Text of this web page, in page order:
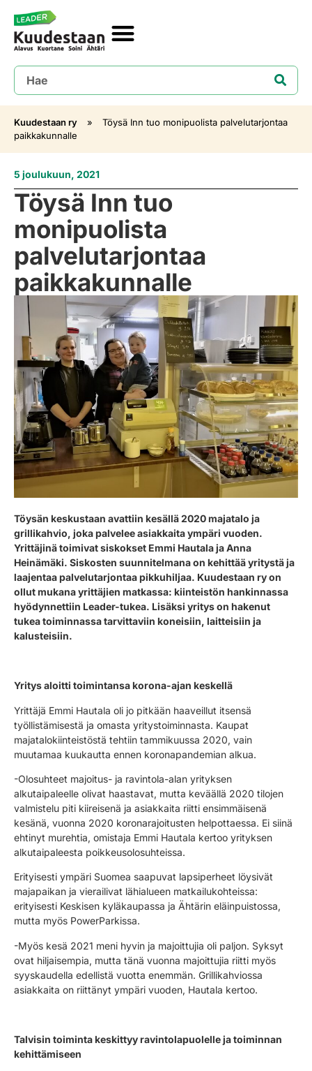
Kuudestaan ry »
Töysä Inn tuo monipuolista palvelutarjontaa
paikkakunnalle
5 joulukuun, 2021
Töysä Inn tuo
monipuolista
palvelutarjontaa
paikkakunnalle
Töysän keskustaan avattiin kesällä 2020 majatalo ja
grillikahvio, joka palvelee asiakkaita ympäri vuoden.
Yrittäjinä toimivat siskokset Emmi Hautala ja Anna
Heinämäki. Siskosten suunnitelmana on kehittää yritystä ja
laajentaa palvelutarjontaa pikkuhiljaa. Kuudestaan ry on
ollut mukana yrittäjien matkassa: kiinteistön hankinnassa
hyödynnettiin Leader-tukea. Lisäksi yritys on hakenut
tukea toiminnassa tarvittaviin koneisiin, laitteisiin ja
kalusteisiin.
Yritys aloitti toimintansa korona-ajan keskellä
Yrittäjä Emmi Hautala oli jo pitkään haaveillut itsensä
työllistämisestä ja omasta yritystoiminnasta. Kaupat
majatalokiinteistöstä tehtiin tammikuussa 2020, vain
muutamaa kuukautta ennen koronapandemian alkua.
-Olosuhteet majoitus- ja ravintola-alan yrityksen
alkutaipaleelle olivat haastavat, mutta keväällä 2020 tilojen
valmistelu piti kiireisenä ja asiakkaita riitti ensimmäisenä
kesänä, vuonna 2020 koronarajoitusten helpottaessa. Ei siinä
ehtinyt murehtia, omistaja Emmi Hautala kertoo yrityksen
alkutaipaleesta poikkeusolosuhteissa.
Erityisesti ympäri Suomea saapuvat lapsiperheet löysivät
majapaikan ja vierailivat lähialueen matkailukohteissa:
erityisesti Keskisen kyläkaupassa ja Ähtärin eläinpuistossa,
mutta myös PowerParkissa.
-Myös kesä 2021 meni hyvin ja majoittujia oli paljon. Syksyt
ovat hiljaisempia, mutta tänä vuonna majoittujia riitti myös
syyskaudella edellistä vuotta enemmän. Grillikahviossa
asiakkaita on riittänyt ympäri vuoden, Hautala kertoo.
Talvisin toiminta keskittyy ravintolapuolelle ja toiminnan
kehittämiseen